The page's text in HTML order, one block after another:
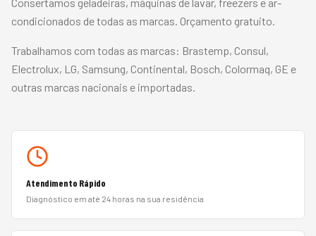
condicionados de todas as marcas. Orçamento gratuito.
Trabalhamos com todas as marcas: Brastemp, Consul,
Electrolux, LG, Samsung, Continental, Bosch, Colormaq, GE e
outras marcas nacionais e importadas.
Atendimento Rápido
Diagnóstico em até 24 horas na sua residência